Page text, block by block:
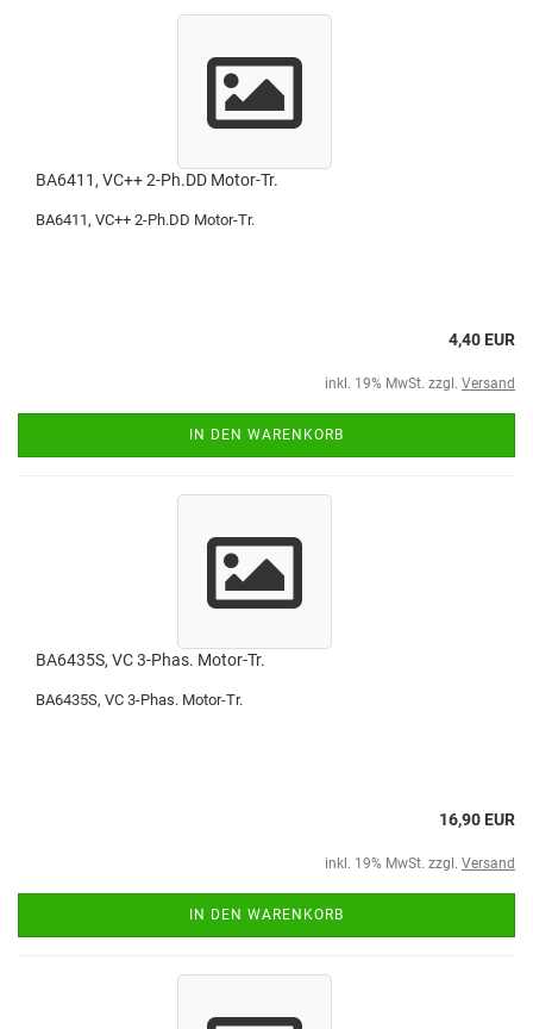
BA6411, VC++ 2-Ph.DD Motor-Tr.
BA6411, VC++ 2-Ph.DD Motor-Tr.
4,40 EUR
inkl. 19% MwSt. zzgl. Versand
IN DEN WARENKORB
BA6435S, VC 3-Phas. Motor-Tr.
BA6435S, VC 3-Phas. Motor-Tr.
16,90 EUR
inkl. 19% MwSt. zzgl. Versand
IN DEN WARENKORB